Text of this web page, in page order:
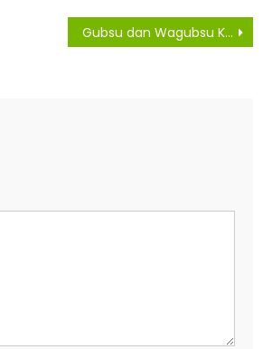
Gubsu dan Wagubsu Konsisten Tegakkan Kesadaran Masyarakat Cegah Covid-19